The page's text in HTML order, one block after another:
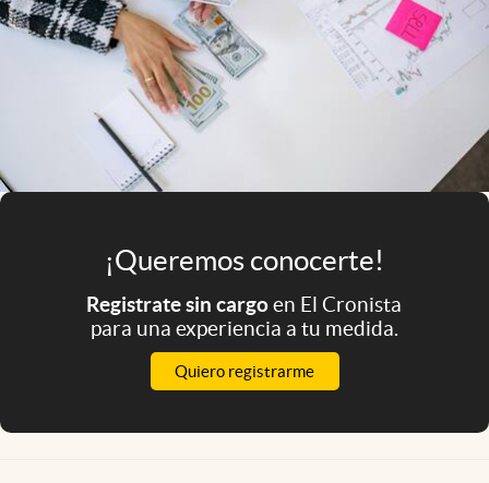
Clima
Mundial 2026
Eventos Corporativos
El Cronista Studio
Mediakit
¡Queremos conocerte!
Registrate sin cargoen El Cronista
para una experiencia a tu medida.
Quiero registrarme